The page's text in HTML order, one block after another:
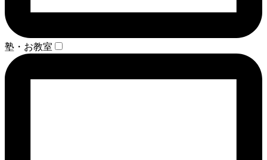
塾・お教室